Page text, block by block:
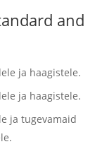
and
ja haagistele.
ja haagistele.
ja tugevamaid